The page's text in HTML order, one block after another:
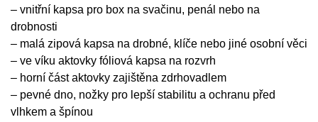
– vnitřní kapsa pro box na svačinu, penál nebo na
drobnosti
– malá zipová kapsa na drobné, klíče nebo jiné osobní věci
– ve víku aktovky fóliová kapsa na rozvrh
– horní část aktovky zajištěna zdrhovadlem
– pevné dno, nožky pro lepší stabilitu a ochranu před
vlhkem a špínou